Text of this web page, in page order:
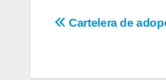
Navegación
Cartelera de